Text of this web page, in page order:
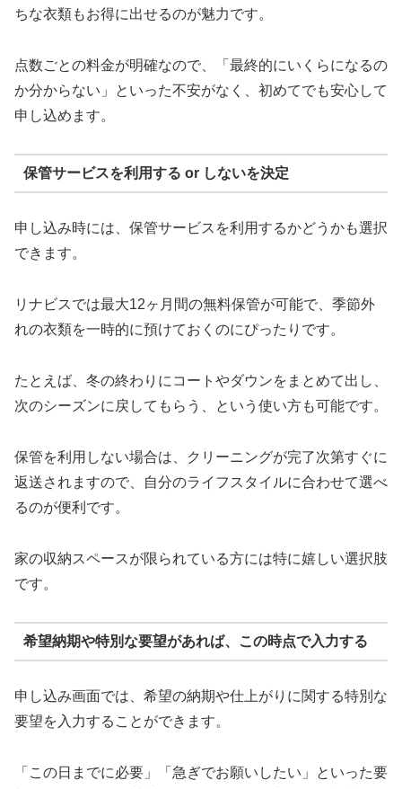
ちな衣類もお得に出せるのが魅力です。
点数ごとの料金が明確なので、「最終的にいくらになるの
か分からない」といった不安がなく、初めてでも安心して
申し込めます。
保管サービスを利用する or しないを決定
申し込み時には、保管サービスを利用するかどうかも選択
できます。
リナビスでは最大12ヶ月間の無料保管が可能で、季節外
れの衣類を一時的に預けておくのにぴったりです。
たとえば、冬の終わりにコートやダウンをまとめて出し、
次のシーズンに戻してもらう、という使い方も可能です。
保管を利用しない場合は、クリーニングが完了次第すぐに
返送されますので、自分のライフスタイルに合わせて選べ
るのが便利です。
家の収納スペースが限られている方には特に嬉しい選択肢
です。
希望納期や特別な要望があれば、この時点で入力する
申し込み画面では、希望の納期や仕上がりに関する特別な
要望を入力することができます。
「この日までに必要」「急ぎでお願いしたい」といった要